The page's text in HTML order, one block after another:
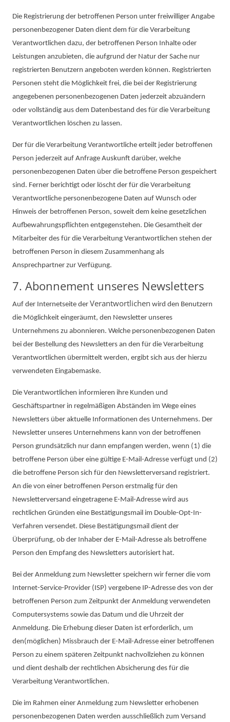
Die Registrierung der betroffenen Person unter freiwilliger Angabe
personenbezogener Daten dient dem für die Verarbeitung
Verantwortlichen dazu, der betroffenen Person Inhalte oder
Leistungen anzubieten, die aufgrund der Natur der Sache nur
registrierten Benutzern angeboten werden können. Registrierten
Personen steht die Möglichkeit frei, die bei der Registrierung
angegebenen personenbezogenen Daten jederzeit abzuändern
oder vollständig aus dem Datenbestand des für die Verarbeitung
Verantwortlichen löschen zu lassen.
Der für die Verarbeitung Verantwortliche erteilt jeder betroffenen
Person jederzeit auf Anfrage Auskunft darüber, welche
personenbezogenen Daten über die betroffene Person gespeichert
sind. Ferner berichtigt oder löscht der für die Verarbeitung
Verantwortliche personenbezogene Daten auf Wunsch oder
Hinweis der betroffenen Person, soweit dem keine gesetzlichen
Aufbewahrungspflichten entgegenstehen. Die Gesamtheit der
Mitarbeiter des für die Verarbeitung Verantwortlichen stehen der
betroffenen Person in diesem Zusammenhang als
Ansprechpartner zur Verfügung.
7. Abonnement unseres Newsletters
Auf der Internetseite der Verantwortlichen wird den Benutzern
die Möglichkeit eingeräumt, den Newsletter unseres
Unternehmens zu abonnieren. Welche personenbezogenen Daten
bei der Bestellung des Newsletters an den für die Verarbeitung
Verantwortlichen übermittelt werden, ergibt sich aus der hierzu
verwendeten Eingabemaske.
Die Verantwortlichen informieren ihre Kunden und
Geschäftspartner in regelmäßigen Abständen im Wege eines
Newsletters über aktuelle Informationen des Unternehmens. Der
Newsletter unseres Unternehmens kann von der betroffenen
Person grundsätzlich nur dann empfangen werden, wenn (1) die
betroffene Person über eine gültige E-Mail-Adresse verfügt und (2)
die betroffene Person sich für den Newsletterversand registriert.
An die von einer betroffenen Person erstmalig für den
Newsletterversand eingetragene E-Mail-Adresse wird aus
rechtlichen Gründen eine Bestätigungsmail im Double-Opt-In-
Verfahren versendet. Diese Bestätigungsmail dient der
Überprüfung, ob der Inhaber der E-Mail-Adresse als betroffene
Person den Empfang des Newsletters autorisiert hat.
Bei der Anmeldung zum Newsletter speichern wir ferner die vom
Internet-Service-Provider (ISP) vergebene IP-Adresse des von der
betroffenen Person zum Zeitpunkt der Anmeldung verwendeten
Computersystems sowie das Datum und die Uhrzeit der
Anmeldung. Die Erhebung dieser Daten ist erforderlich, um
den(möglichen) Missbrauch der E-Mail-Adresse einer betroffenen
Person zu einem späteren Zeitpunkt nachvollziehen zu können
und dient deshalb der rechtlichen Absicherung des für die
Verarbeitung Verantwortlichen.
Die im Rahmen einer Anmeldung zum Newsletter erhobenen
personenbezogenen Daten werden ausschließlich zum Versand